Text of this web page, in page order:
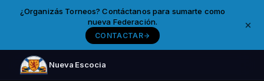
¿Organizás Torneos? Contáctanos para sumarte como
nueva Federación.
CONTACTAR
Nueva Escocia